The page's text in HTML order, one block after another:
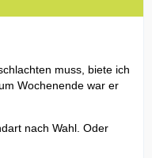
muss, biete ich
Wochenende war er
nach Wahl. Oder